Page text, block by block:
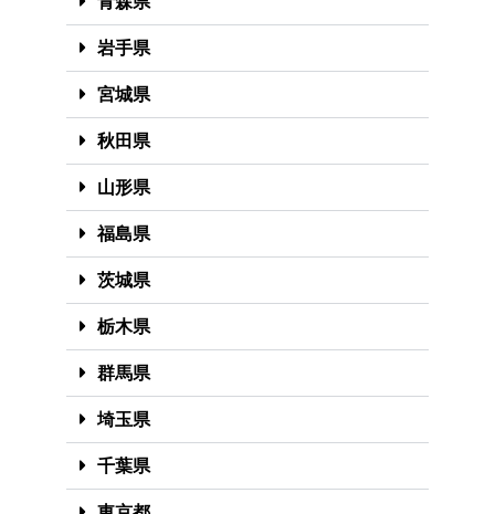
岩手県
宮城県
秋田県
山形県
福島県
茨城県
栃木県
群馬県
埼玉県
千葉県